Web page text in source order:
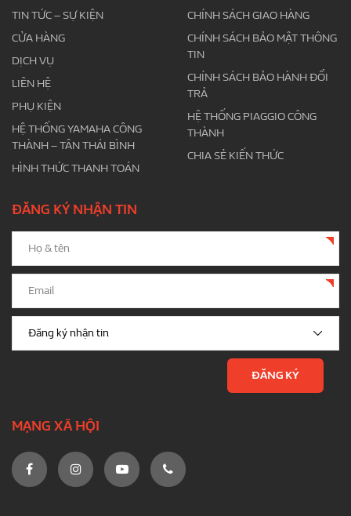
TIN TỨC – SỰ KIỆN
CỬA HÀNG
DỊCH VỤ
LIÊN HỆ
PHỤ KIỆN
HỆ THỐNG YAMAHA CÔNG
THÀNH – TÂN THÁI BÌNH
HÌNH THỨC THANH TOÁN
CHÍNH SÁCH GIAO HÀNG
CHÍNH SÁCH BẢO MẬT THÔNG
TIN
CHÍNH SÁCH BẢO HÀNH ĐỔI
TRẢ
HỆ THỐNG PIAGGIO CÔNG
THÀNH
CHIA SẺ KIẾN THỨC
ĐĂNG KÝ NHẬN TIN
MẠNG XÃ HỘI